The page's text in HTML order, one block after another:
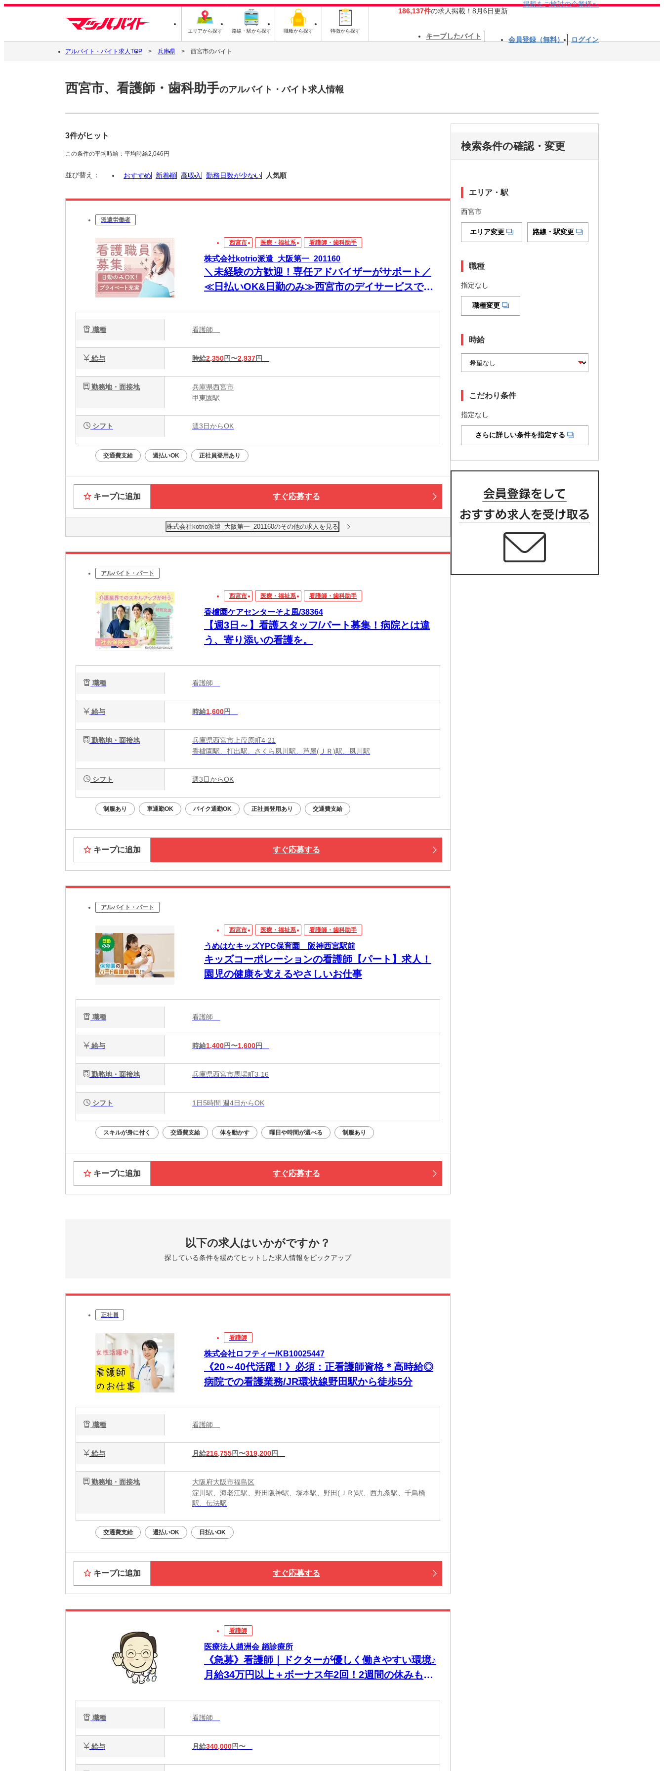
エリアから探す 路線・駅から探す 職種から探す 特徴から探す
186,137件の求人掲載！8月6日更新
掲載をご検討の企業様へ
キープしたバイト 会員登録（無料） ログイン
アルバイト・バイト求人TOP 兵庫県 西宮市のバイト
西宮市、看護師・歯科助手のアルバイト・バイト求人情報
3件がヒット
この条件の平均時給：平均時給2,046円
並び替え： おすすめ 新着順 高収入 勤務日数が少ない 人気順
派遣労働者
西宮市 医療・福祉系 看護師・歯科助手
株式会社kotrio派遣_大阪第一_201160
＼未経験の方歓迎！専任アドバイザーがサポート／
≪日払いOK&日勤のみ≫西宮市のデイサービスで看
職種 看護師
給与 時給2,350円〜2,937円
勤務地・面接地
兵庫県西宮市
甲東園駅
シフト 週3日からOK
交通費支給 週払いOK 正社員登用あり
キープに追加 すぐ応募する
株式会社kotrio派遣_大阪第一_201160のその他の求人を見る
アルバイト・パート
西宮市 医療・福祉系 看護師・歯科助手
香櫨園ケアセンターそよ風/38364
【週3日～】看護スタッフ/パート募集！病院とは違
う、寄り添いの看護を。
職種 看護師
給与 時給1,600円
勤務地・面接地
兵庫県西宮市上葭原町4-21
香櫨園駅、打出駅、さくら夙川駅、芦屋(ＪＲ)駅、夙川駅
シフト 週3日からOK
制服あり 車通勤OK バイク通勤OK 正社員登用あり 交通費支給
キープに追加 すぐ応募する
アルバイト・パート
西宮市 医療・福祉系 看護師・歯科助手
うめはなキッズYPC保育園 阪神西宮駅前
キッズコーポレーションの看護師【パート】求人！
園児の健康を支えるやさしいお仕事
職種 看護師
給与 時給1,400円〜1,600円
勤務地・面接地 兵庫県西宮市馬場町3-16
シフト 1日5時間 週4日からOK
スキルが身に付く 交通費支給 体を動かす 曜日や時間が選べる 制服あり
キープに追加 すぐ応募する
以下の求人はいかがですか？
探している条件を緩めてヒットした求人情報をピックアップ
正社員
看護師
株式会社ロフティー/KB10025447
《20～40代活躍！》必須：正看護師資格＊高時給◎
病院での看護業務/JR環状線野田駅から徒歩5分
職種 看護師
給与 月給216,755円〜319,200円
勤務地・面接地
大阪府大阪市福島区
淀川駅、海老江駅、野田阪神駅、塚本駅、野田(ＪＲ)駅、西九条駅、千鳥橋
駅、伝法駅
交通費支給 週払いOK 日払いOK
キープに追加 すぐ応募する
看護師
医療法人趙洲会 趙診療所
《急募》看護師｜ドクターが優しく働きやすい環境♪
月給34万円以上＋ボーナス年2回！2週間の休みも
職種 看護師
給与 月給340,000円〜
検索条件の確認・変更
エリア・駅
西宮市
エリア変更 路線・駅変更
職種
指定なし
職種変更
時給
こだわり条件
指定なし
さらに詳しい条件を指定する